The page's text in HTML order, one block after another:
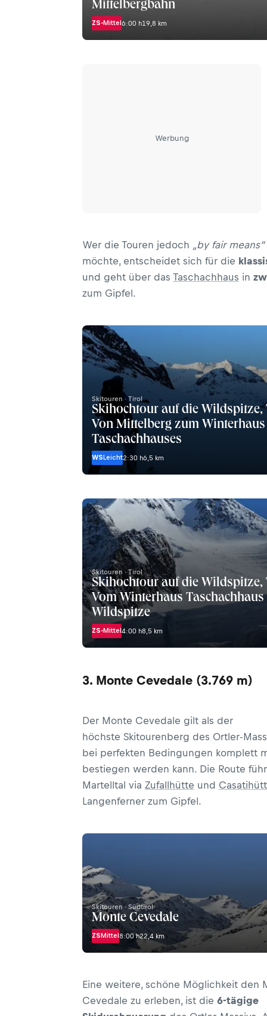
Mittelbergbahn
ZS-Mittel6:00 h19,8 km
Werbung
Wer die Touren jedoch „by fair means“
möchte, entscheidet sich für die
und geht über das Taschachhaus in
zum Gipfel.
Skitouren · Tirol
Skihochtour auf die Wildspitze,
Von Mittelberg zum Winterhaus
Taschachhauses
WSLeicht2:30 h6,5 km
Skitouren · Tirol
Skihochtour auf die Wildspitze,
Vom Winterhaus
Wildspitze
ZS-Mittel4:00 h8,5 km
3. Monte Cevedale (3.769 m)
Der Monte Cevedale gilt als der
höchste Skitourenberg des Ortler-
bei perfekten Bedingungen komplett
bestiegen werden kann. Die Route
Martelltal via Zufallhütte und
Langenferner zum Gipfel.
Skitouren · Südtirol
Monte Cevedale
ZSMittel8:00 h22,4 km
Eine weitere, schöne Möglichkeit den
Cevedale zu erleben, ist die 6-tägige